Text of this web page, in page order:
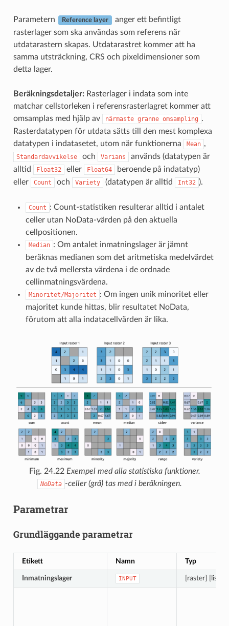
Parametern Reference layer
anger ett befintligt
rasterlager som ska användas som referens när
utdatarastern skapas. Utdatarastret kommer att ha
samma utsträckning, CRS och pixeldimensioner som
detta lager.
Beräkningsdetaljer:Rasterlager i indata som inte
matchar cellstorleken i referensrasterlagret kommer att
omsamplas med hjälp av
närmaste granne omsampling .
Rasterdatatypen för utdata sätts till den mest komplexa
datatypen i indatasetet, utom när funktionerna
Mean ,
Standardavvikelse och Varians
används (datatypen är
alltid
Float32 eller Float64
beroende på indatatyp)
eller
Count och Variety (datatypen är alltid Int32 ).
Count : Count-statistiken resulterar alltid i antalet
celler utan NoData-värden på den aktuella
cellpositionen.
Median : Om antalet inmatningslager är jämnt
beräknas medianen som det aritmetiska medelvärdet
av de två mellersta värdena i de ordnade
cellinmatningsvärdena.
Minoritet/Majoritet : Om ingen unik minoritet eller
majoritet kunde hittas, blir resultatet NoData,
förutom att alla indatacellvärden är lika.
Fig. 24.22 Exempel med alla statistiska funktioner.
NoData -celler (grå) tas med i beräkningen.
Parametrar
Grundläggande parametrar
Etikett Namn Typ
Inmatningslager INPUT [raster] [lista]